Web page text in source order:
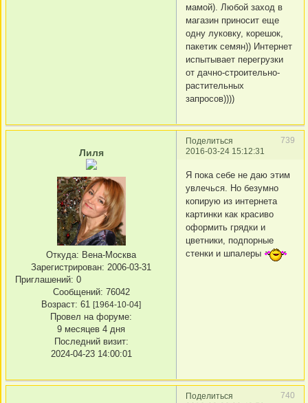
мамой). Любой заход в
магазин приносит еще
одну луковку, корешок,
пакетик семян)) Интернет
испытывает перегрузки
от дачно-строительно-
растительных
запросов))))
Поделиться
739
2016-03-24 15:12:31
Лиля
Откуда: Вена-Москва
Зарегистрирован: 2006-03-31
Приглашений: 0
Сообщений: 76042
Возраст: 61 [1964-10-04]
Провел на форуме:
9 месяцев 4 дня
Последний визит:
2024-04-23 14:00:01
Я пока себе не даю этим
увлечься. Но безумно
копирую из интернета
картинки как красиво
оформить грядки и
цветники, подпорные
стенки и шпалеры
Поделиться
740